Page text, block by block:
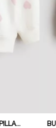
BUZO OVERSIZED CON INTERIOR CEPILLADO